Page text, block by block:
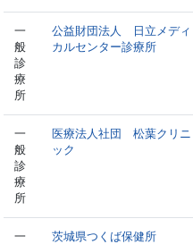
一
般
診
療
所
公益財団法人 日立メディ
カルセンター診療所
一
般
診
療
所
医療法人社団 松葉クリニ
ック
一
茨城県つくば保健所